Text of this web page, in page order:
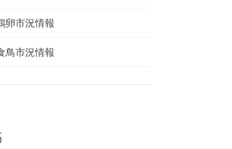
卵市況情報
鳥市況情報